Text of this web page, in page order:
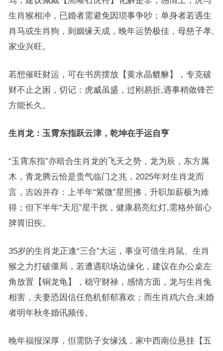
生肖猴相冲，已婚者需避免因琐事争吵；单身者若遇生
肖马或生肖狗，则姻缘天成，晚年运势极佳，母慈子孝,
家业兴旺。
若想催旺财运，可在书房摆放【黄水晶貔貅】，专克破
财不止之困，切记：虎威虽盛，过刚易折,遇事稍敛锋芒
方能长久。
生肖龙：玉霄东指跃云津，乾坤在手运自亨
“玉霄东指”亦暗合生肖龙的飞天之势，龙为辰，东方属
木，青龙腾云恰是贵气临门之兆，2025年对生肖龙而
言，吉凶并存：上半年“紫微”星照拂，升职加薪极为难
得；但下半年“天厄”星干扰，健康易亮红灯,需格外留心
脾胃旧疾。
35岁的生肖龙正逢“三合”大运，事业可借生肖鼠、生肖
猴之力打破僵局，若遭遇职场边缘化，建议在办公桌左
角放置【铜龙龟】，稳守财禄，感情方面，龙与生肖兔
相害，夫妻恐因信任危机郁郁寡欢；而生肖鸡六合,未婚
者明年秋冬婚讯频传。
晚年福报深厚，但需防子女缘浅，家中西南位悬挂【五